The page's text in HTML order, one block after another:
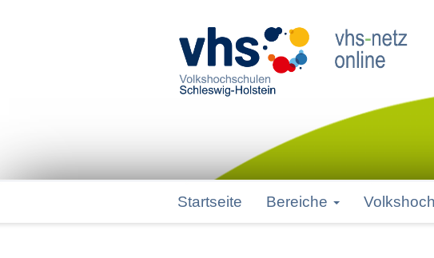
Startseite Bereiche